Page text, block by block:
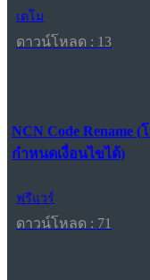
เดโม
ดาวน์โหลด : 13
NCN Code Rename
กำหนดเงื่อนไขได้)
ฟรีแวร์
ดาวน์โหลด : 71